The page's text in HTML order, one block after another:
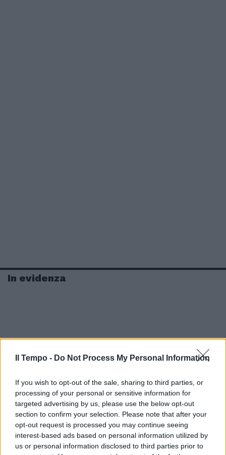
Il Tempo - Do Not Process My Personal Information
If you wish to opt-out of the sale, sharing to third parties, or
processing of your personal or sensitive information for
targeted advertising by us, please use the below opt-out
section to confirm your selection. Please note that after your
opt-out request is processed you may continue seeing
interest-based ads based on personal information utilized by
us or personal information disclosed to third parties prior to
In evidenza